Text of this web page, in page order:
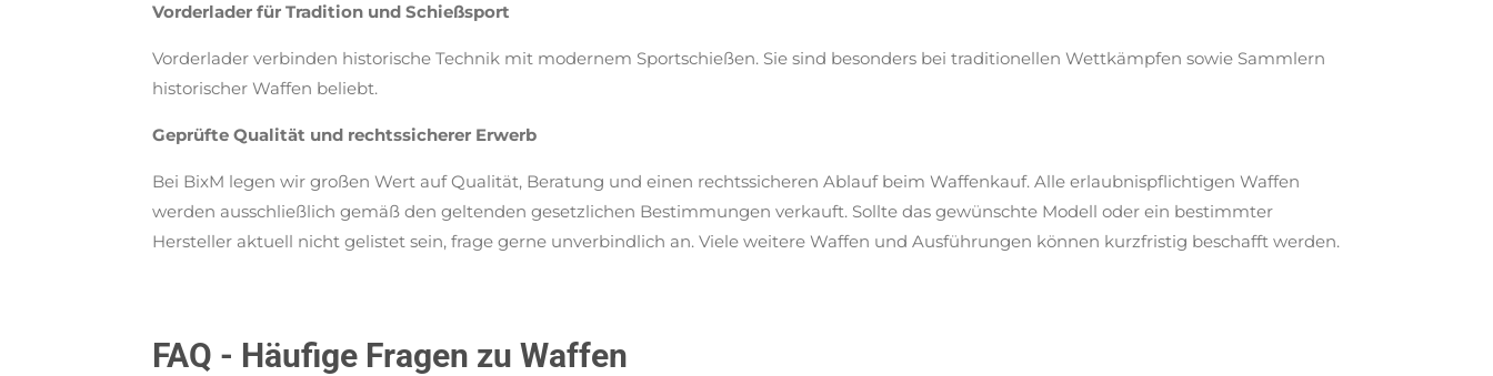
Vorderlader für Tradition und Schießsport
Vorderlader verbinden historische Technik mit modernem Sportschießen. Sie sind besonders bei traditionellen Wettkämpfen sowie Sammlern
historischer Waffen beliebt.
Geprüfte Qualität und rechtssicherer Erwerb
Bei BixM legen wir großen Wert auf Qualität, Beratung und einen rechtssicheren Ablauf beim Waffenkauf. Alle erlaubnispflichtigen Waffen
werden ausschließlich gemäß den geltenden gesetzlichen Bestimmungen verkauft. Sollte das gewünschte Modell oder ein bestimmter
Hersteller aktuell nicht gelistet sein, frage gerne unverbindlich an. Viele weitere Waffen und Ausführungen können kurzfristig beschafft werden.
FAQ - Häufige Fragen zu Waffen